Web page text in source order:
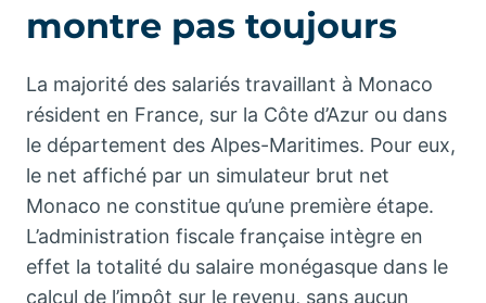
montre pas toujours
La majorité des salariés travaillant à Monaco
résident en France, sur la Côte d’Azur ou dans
le département des Alpes-Maritimes. Pour eux,
le net affiché par un simulateur brut net
Monaco ne constitue qu’une première étape.
L’administration fiscale française intègre en
effet la totalité du salaire monégasque dans le
calcul de l’impôt sur le revenu, sans aucun